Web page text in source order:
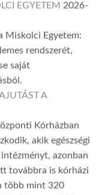
EGYETEM 2026-
Miskolci Egyetem:
rendszerét,
saját
A
Kórházban
akik egészségi
azonban
továbbra is kórházi
több mint 320